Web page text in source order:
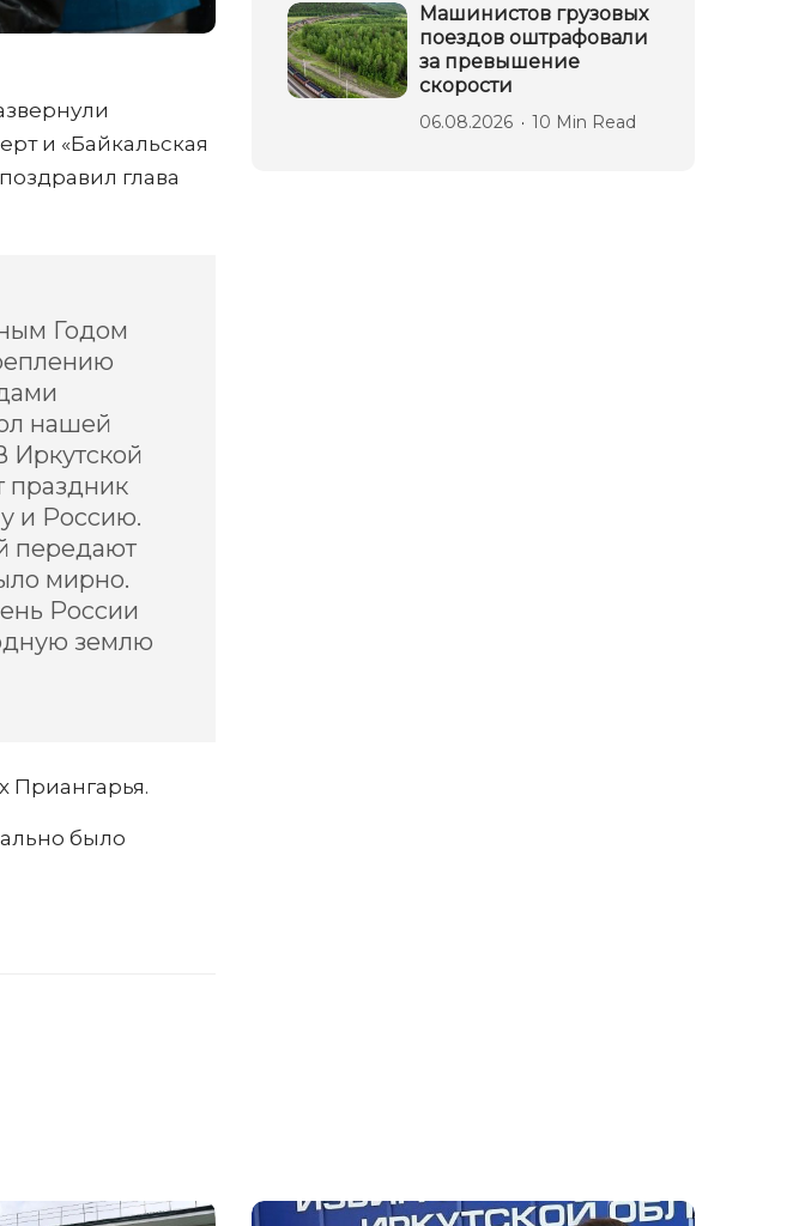
и «Байкальская
глава
Годом
нашей
Иркутской
праздник
и Россию.
передают
мирно.
России
землю
Приангарья.
было
Машинистов грузовых
поездов оштрафовали
за превышение
скорости
06.08.2026 10 Min Read